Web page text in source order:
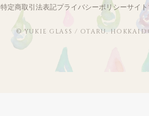
特定商取引法表記プライバシーポリシーサイ
© YUKIE GLASS / OTARU,